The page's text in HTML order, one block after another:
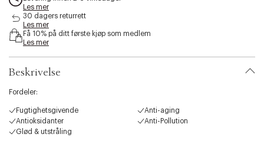
b
i
t
.
v
a
Les mer
30 dagers returrett
Les mer
Få 10% på ditt første kjøp som medlem
Les mer
Beskrivelse
Fordeler:
Fugtighetsgivende
Anti-aging
Antioksidanter
Anti-Pollution
Glød & utstråling